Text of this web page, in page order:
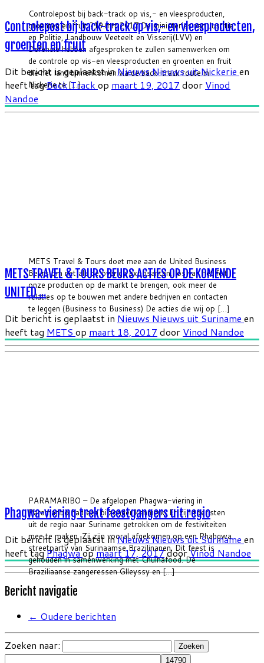
Controlepost bij back-track op vis,- en vleesproducten,
groenten en fruit ?19.mrt 2017 De ministeries van Justitie
en Politie, Landbouw Veeteelt en Visserij(LVV) en
Defensie hebben afgesproken te zullen samenwerken om
de controle op vis-en vleesproducten en groenten en fruit
die het land binnenkomen via de back-track route in
Nickerie te […]
Controlepost bij back-track op vis,- en vleesproducten,
groenten en fruit
Dit bericht is geplaatst inNieuwsNieuws uit Nickerie en
heeft tagBack Track op maart 19, 2017 door Vinod
Nandoe
METS Travel & Tours doet mee aan de United Business
Beurs om net als de overige exposanten, los van het feit
onze producten op de markt te brengen, ook meer de
relaties op te bouwen met andere bedrijven en contacten
te leggen (Business to Business) De acties die wij op […]
METS TRAVEL & TOURS BEURS ACTIES OP DE KOMENDE
UNITED ...
Dit bericht is geplaatst in Nieuws Nieuws uit Suriname en
heeft tag METS op maart 18, 2017 door Vinod Nandoe
PARAMARIBO – De afgelopen Phagwa-viering in
Paramaribo had een bijzonder kenmerk. Er zijn toeristen
uit de regio naar Suriname getrokken om de festiviteiten
mee te maken. Zij zijn vooral afgekomen op een Phahgwa
streetparty van Surinaamse Brazilinanen. Dit feest is
gehouden in samenwerking met Chulhafood. De
Braziliaanse zangeressen Glleyssy en […]
Phagwa-viering trekt feestgangers uit regio
Dit bericht is geplaatst inNieuwsNieuws uit Suriname en
heeft tagPhagwaopmaart 17, 2017doorVinod Nandoe
Bericht navigatie
← Oudere berichten
Zoeken naar: